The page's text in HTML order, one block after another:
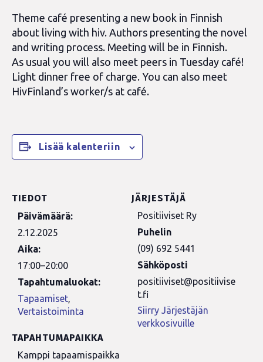
Theme café presenting a new book in Finnish
about living with hiv. Authors presenting the novel
and writing process. Meeting will be in Finnish.
As usual you will also meet peers in Tuesday café!
Light dinner free of charge. You can also meet
HivFinland’s worker/s at café.
Lisää kalenteriin
TIEDOT
Päivämäärä:
2.12.2025
Aika:
17:00–20:00
Tapahtumaluokat:
Tapaamiset,
Vertaistoiminta
TAPAHTUMAPAIKKA
Kamppi tapaamispaikka
JÄRJESTÄJÄ
Positiiviset Ry
Puhelin
(09) 692 5441
Sähköposti
positiiviset@positiivise
t.fi
Siirry Järjestäjän
verkkosivuille